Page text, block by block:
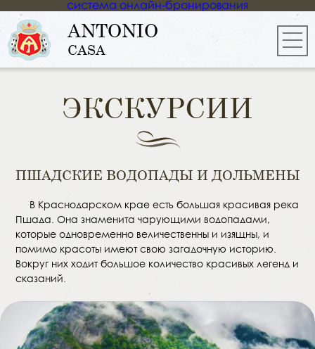
система онлайн-бронирования
ANTONIO
CASA
ЭКСКУРСИИ
ПШАДСКИЕ ВОДОПАДЫ И ДОЛЬМЕНЫ
В Краснодарском крае есть большая красивая река
Пшада. Она знаменита чарующими водопадами,
которые одновременно величественны и изящны, и
помимо красоты имеют свою загадочную историю.
Вокруг них ходит большое количество красивых легенд и
сказаний.